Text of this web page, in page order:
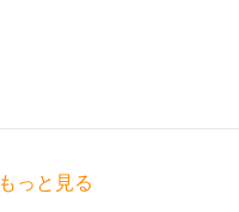
もっと見る